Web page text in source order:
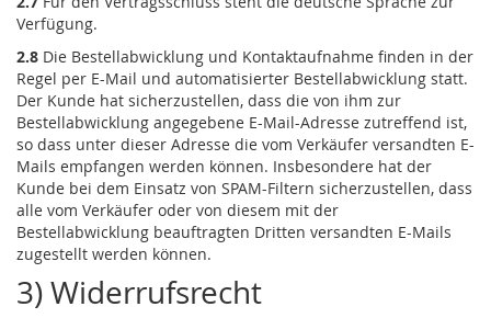
Verfügung.
2.8 Die Bestellabwicklung und Kontaktaufnahme finden in der
Regel per E-Mail und automatisierter Bestellabwicklung statt.
Der Kunde hat sicherzustellen, dass die von ihm zur
Bestellabwicklung angegebene E-Mail-Adresse zutreffend ist,
so dass unter dieser Adresse die vom Verkäufer versandten E-
Mails empfangen werden können. Insbesondere hat der
Kunde bei dem Einsatz von SPAM-Filtern sicherzustellen, dass
alle vom Verkäufer oder von diesem mit der
Bestellabwicklung beauftragten Dritten versandten E-Mails
zugestellt werden können.
3) Widerrufsrecht